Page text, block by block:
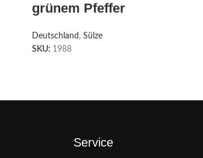
grünem Pfeffer
Deutschland , Sülze
SKU: 1988
Service